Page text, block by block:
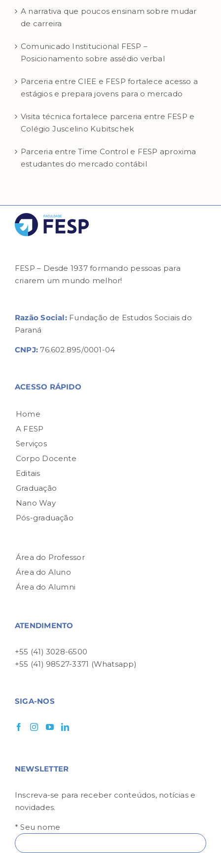
A narrativa que poucos ensinam sobre mudar
de carreira
Comunicado Institucional FESP –
Posicionamento sobre assédio verbal
Parceria entre CIEE e FESP fortalece acesso a
estágios e prepara jovens para o mercado
Visita técnica fortalece parceria entre FESP e
Colégio Juscelino Kubitschek
Parceria entre Time Control e FESP aproxima
estudantes do mercado contábil
FESP – Desde 1937 formando pessoas para
criarem um mundo melhor!
Razão Social:Fundação de Estudos Sociais do
Paraná
CNPJ: 76.602.895/0001-04
ACESSO RÁPIDO
Home
A FESP
Serviços
Corpo Docente
Editais
Graduação
Nano Way
Pós-graduação
Área do Professor
Área do Aluno
Área do Alumni
ATENDIMENTO
+55 (41) 3028-6500
+55 (41) 98527-3371 (Whatsapp)
SIGA-NOS
NEWSLETTER
Inscreva-se para receber conteúdos, notícias e
novidades.
* Seu nome